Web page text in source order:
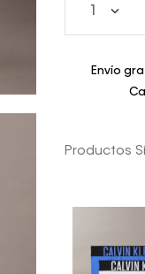
1
Envío
Productos